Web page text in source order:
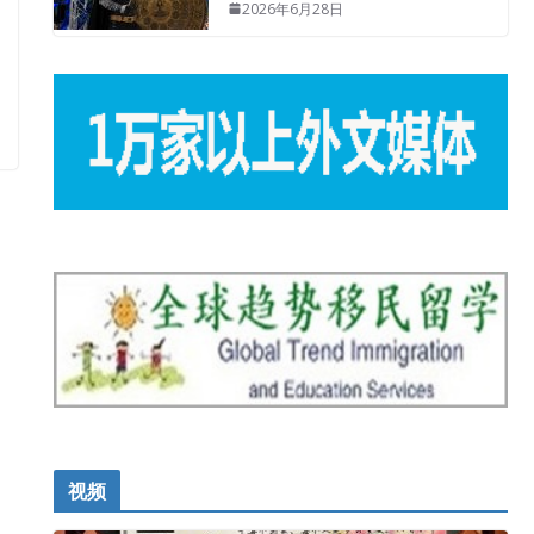
2026年6月28日
视频